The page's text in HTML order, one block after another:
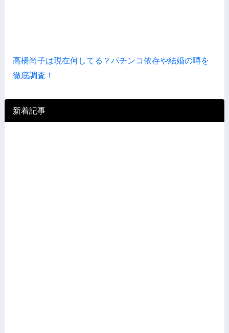
高橋尚子は現在何してる？パチンコ依存や結婚の噂を
徹底調査！
新着記事